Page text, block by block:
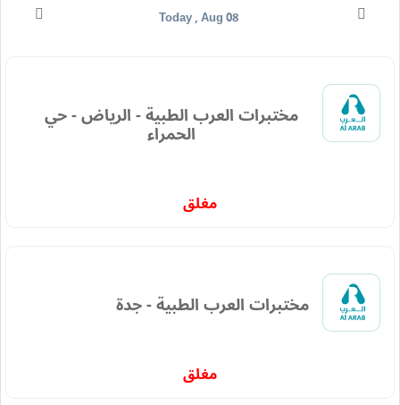
مختبرات العرب الطبية - الرياض - حي
الحمراء
مغلق
مختبرات العرب الطبية - جدة
مغلق